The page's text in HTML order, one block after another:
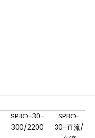
SPBO-30-
300/2200
SPBO-
30-直流/